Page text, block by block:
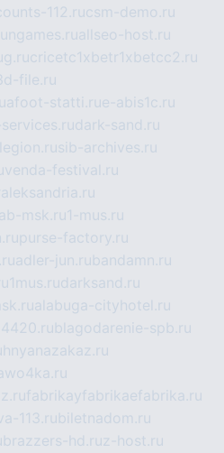
112.rucsm-demo.ru
allseo-host.ru
cricetc1xbetr1xbetcc2.ru
file.ru
uafoot-statti.rue-abis1c.ru
dark-sand.ru
sib-archives.ru
venda-festival.ru
msk.ru1-mus.ru
purse-factory.ru
adler-jun.rubandamn.ru
1mus.rudarksand.ru
alabuga-cityhotel.ru
blagodarenie-spb.ru
fabrikayfabrikaefabrika.ru
113.rubiletnadom.ru
brazzers-hd.ruz-host.ru